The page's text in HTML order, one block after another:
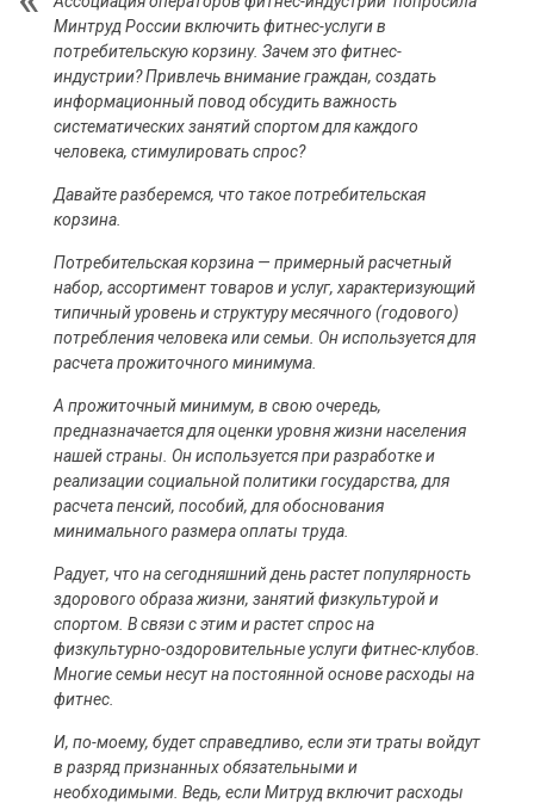
Минтруд России включить фитнес-услуги в
потребительскую корзину. Зачем это фитнес-
индустрии? Привлечь внимание граждан, создать
информационный повод обсудить важность
систематических занятий спортом для каждого
человека, стимулировать спрос?
Давайте разберемся, что такое потребительская
корзина.
Потребительская корзина — примерный расчетный
набор, ассортимент товаров и услуг, характеризующий
типичный уровень и структуру месячного (годового)
потребления человека или семьи. Он используется для
расчета прожиточного минимума.
А прожиточный минимум, в свою очередь,
предназначается для оценки уровня жизни населения
нашей страны. Он используется при разработке и
реализации социальной политики государства, для
расчета пенсий, пособий, для обоснования
минимального размера оплаты труда.
Радует, что на сегодняшний день растет популярность
здорового образа жизни, занятий физкультурой и
спортом. В связи с этим и растет спрос на
физкультурно-оздоровительные услуги фитнес-клубов.
Многие семьи несут на постоянной основе расходы на
фитнес.
И, по-моему, будет справедливо, если эти траты войдут
в разряд признанных обязательными и
необходимыми. Ведь, если Митруд включит расходы